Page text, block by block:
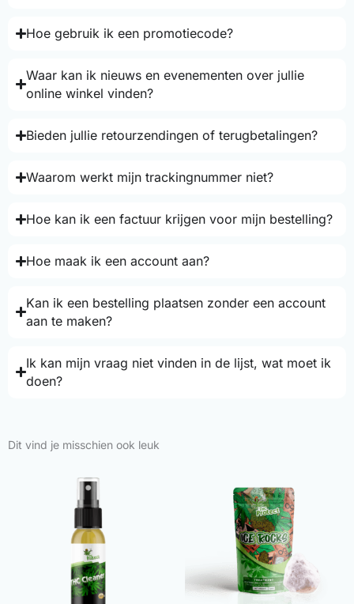
Hoe gebruik ik een promotiecode?
Waar kan ik nieuws en evenementen over jullie
online winkel vinden?
Bieden jullie retourzendingen of terugbetalingen?
Waarom werkt mijn trackingnummer niet?
Hoe kan ik een factuur krijgen voor mijn bestelling?
Hoe maak ik een account aan?
Kan ik een bestelling plaatsen zonder een account
aan te maken?
Ik kan mijn vraag niet vinden in de lijst, wat moet ik
doen?
Dit vind je misschien ook leuk